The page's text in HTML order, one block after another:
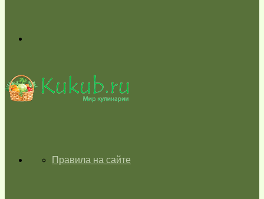
skin
ГЛАВНАЯПравила на сайте